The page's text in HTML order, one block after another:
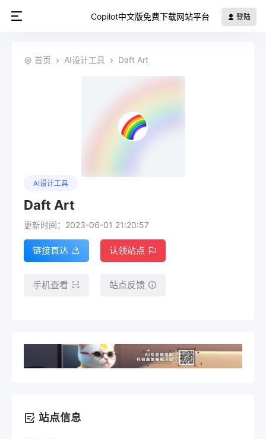
Copilot中文版免费下载网站平台 登陆
首页 AI设计工具 Daft Art
AI设计工具
Daft Art
更新时间：2023-06-01 21:20:57
链接直达 认领站点
手机查看 站点反馈
站点信息